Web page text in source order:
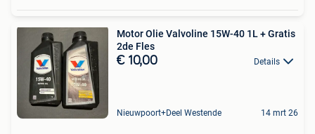
Motor Olie Valvoline 15W-40 1L + Gratis
2de Fles
€ 10,00 Details
Nieuwpoort+Deel Westende 14 mrt 26